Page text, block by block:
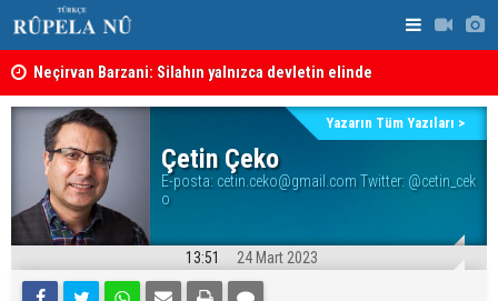
Neçirvan Barzani: Silahın yalnızca devletin elinde
Kürdistan Hükümeti'nden Kor Mor gazı tepkisi
Çetin Çeko
E-posta: cetin.ceko@gmail.com Twitter: @cetin_cek
o
Yazarın Tüm Yazıları >
13:51 24 Mart 2023